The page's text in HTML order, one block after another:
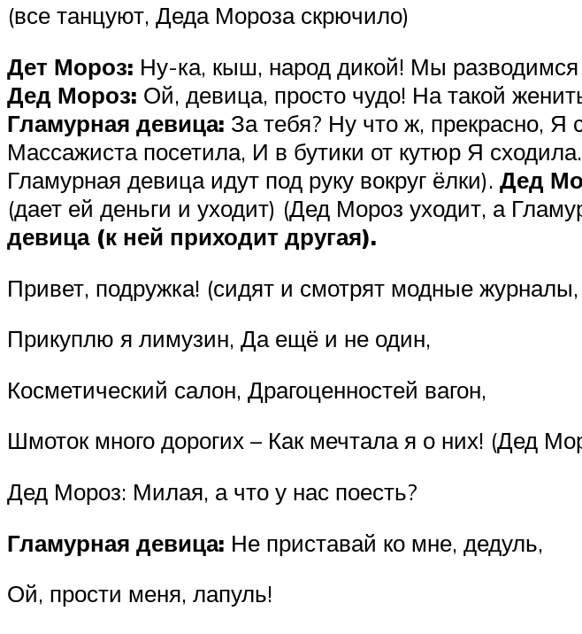
(все танцуют, Деда Мороза скрючило)
Дет Мороз: Ну-ка, кыш, народ дикой! Мы разводимся
Дед Мороз: Ой, девица, просто чудо! На такой
Гламурная девица: За тебя? Ну что ж, прекрасно, Я
Массажиста посетила, И в бутики от кутюр Я
Гламурная девица идут под руку вокруг ёлки). Дед
(дает ей деньги и уходит) (Дед Мороз уходит, а
девица (к ней приходит другая).
Привет, подружка! (сидят и смотрят модные
Прикуплю я лимузин, Да ещё и не один,
Косметический салон, Драгоценностей вагон,
Шмоток много дорогих – Как мечтала я о них! (Дед
Дед Мороз: Милая, а что у нас поесть?
Гламурная девица: Не приставай ко мне, дедуль,
Ой, прости меня, лапуль!